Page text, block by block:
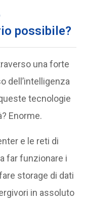
possibile?
una forte
dell’intelligenza
tecnologie
Enorme.
e le reti di
far funzionare i
storage di dati
in assoluto